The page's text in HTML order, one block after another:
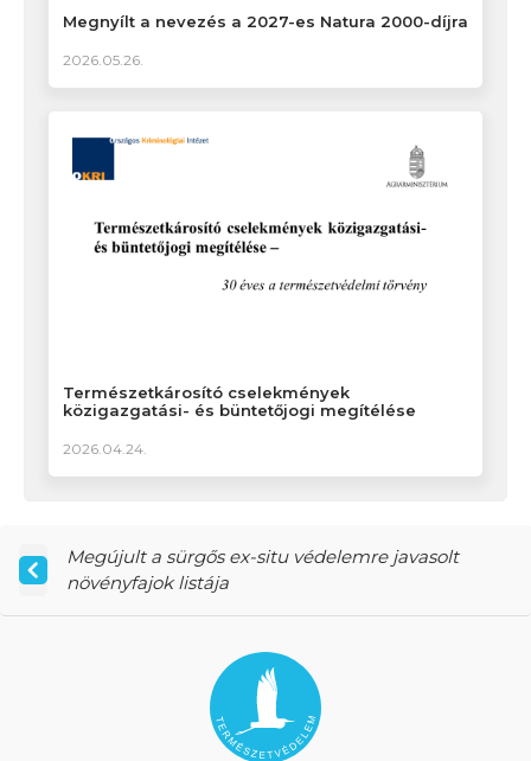
Megnyílt a nevezés a 2027-es Natura 2000-díjra
2026.05.26.
Természetkárosító cselekmények
közigazgatási- és büntetőjogi megítélése
2026.04.24.
Megújult a sürgős ex-situ védelemre javasolt
növényfajok listája